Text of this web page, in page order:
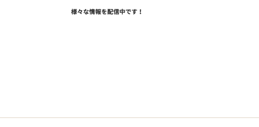
様々な情報を配信中です！